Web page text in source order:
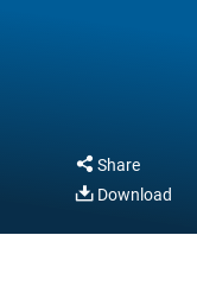
Share
Download